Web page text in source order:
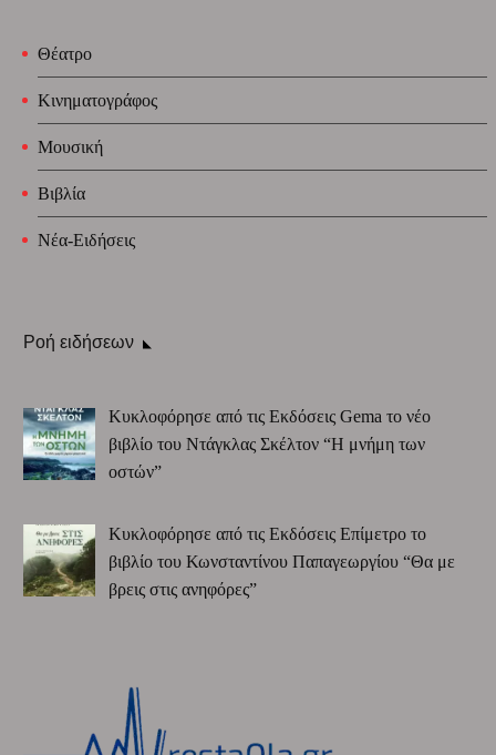
Θέατρο
Κινηματογράφος
Μουσική
Βιβλία
Νέα-Ειδήσεις
Ροή ειδήσεων
Κυκλοφόρησε από τις Εκδόσεις Gema το νέο
βιβλίο του Ντάγκλας Σκέλτον “Η μνήμη των
οστών”
Κυκλοφόρησε από τις Εκδόσεις Επίμετρο το
βιβλίο του Κωνσταντίνου Παπαγεωργίου “Θα με
βρεις στις ανηφόρες”